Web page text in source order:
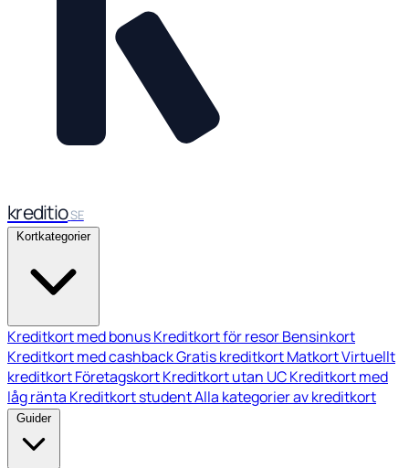
kreditioSE
Kortkategorier
Kreditkort med bonusKreditkort för resorBensinkort
Kreditkort med cashbackGratis kreditkortMatkortVirtuellt
kreditkortFöretagskortKreditkort utan UCKreditkort med
låg ränta Kreditkort studentAlla kategorier av kreditkort
Guider